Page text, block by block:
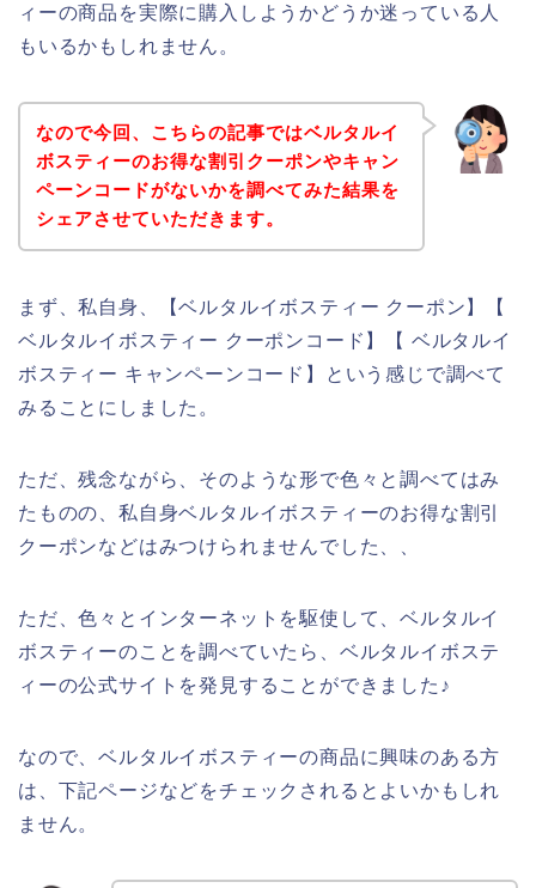
ィーの商品を実際に購入しようかどうか迷っている人
もいるかもしれません。
なので今回、こちらの記事ではベルタルイ
ボスティーのお得な割引クーポンやキャン
ペーンコードがないかを調べてみた結果を
シェアさせていただきます。
まず、私自身、【ベルタルイボスティー クーポン】【
ベルタルイボスティー クーポンコード】【 ベルタルイ
ボスティー キャンペーンコード】という感じで調べて
みることにしました。
ただ、残念ながら、そのような形で色々と調べてはみ
たものの、私自身ベルタルイボスティーのお得な割引
クーポンなどはみつけられませんでした、、
ただ、色々とインターネットを駆使して、ベルタルイ
ボスティーのことを調べていたら、ベルタルイボステ
ィーの公式サイトを発見することができました♪
なので、ベルタルイボスティーの商品に興味のある方
は、下記ページなどをチェックされるとよいかもしれ
ません。